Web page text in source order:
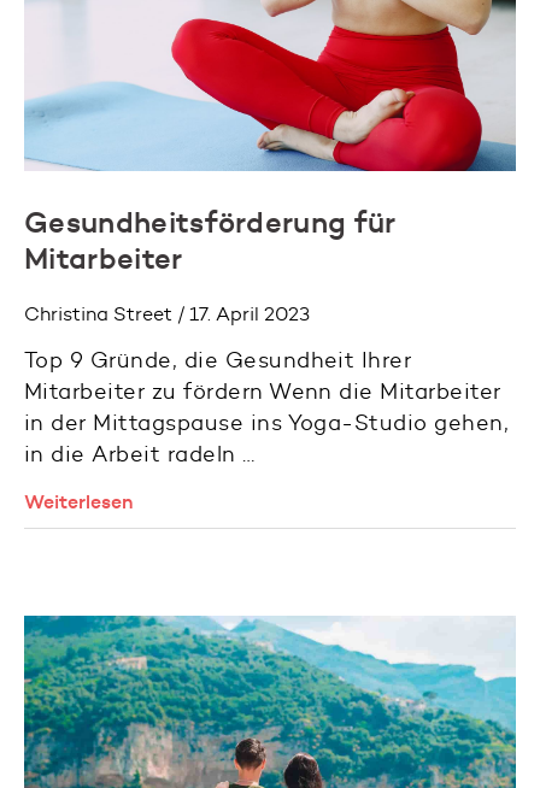
Gesundheitsförderung für
Mitarbeiter
Christina Street / 17. April 2023
Top 9 Gründe, die Gesundheit Ihrer
Mitarbeiter zu fördern Wenn die Mitarbeiter
in der Mittagspause ins Yoga-Studio gehen,
in die Arbeit radeln …
Weiterlesen